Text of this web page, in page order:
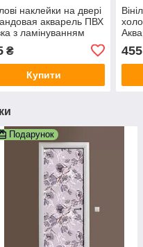
наклейки на двері
акварель ПВХ
з ламінуванням
₴
Купити
455
Подарунок